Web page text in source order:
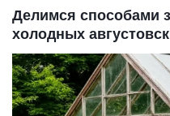
Делимся способами
холодных